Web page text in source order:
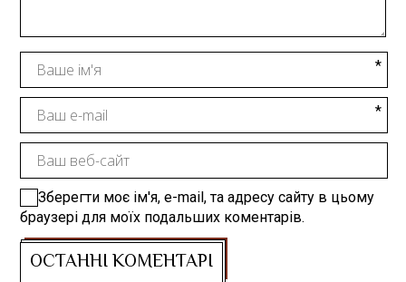
Зберегти моє ім'я, e-mail, та адресу сайту в цьому
браузері для моїх подальших коментарів.